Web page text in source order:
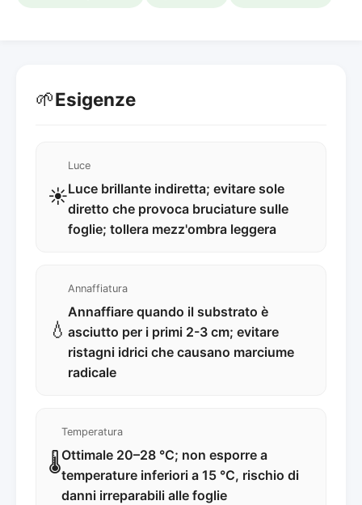
🌱Esigenze
☀️
Luce
Luce brillante indiretta; evitare sole
diretto che provoca bruciature sulle
foglie; tollera mezz'ombra leggera
💧
Annaffiatura
Annaffiare quando il substrato è
asciutto per i primi 2-3 cm; evitare
ristagni idrici che causano marciume
radicale
🌡️
Temperatura
Ottimale 20–28 °C; non esporre a
temperature inferiori a 15 °C, rischio di
danni irreparabili alle foglie